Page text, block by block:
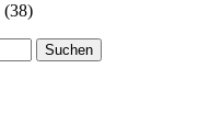
(38)
Suchen